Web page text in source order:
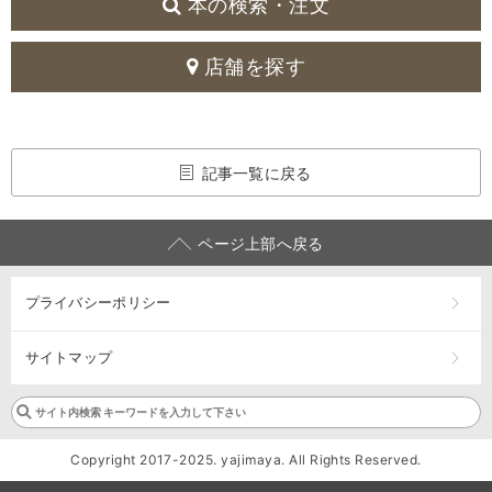
本の検索・注文
店舗を探す
記事一覧に戻る
ページ上部へ戻る
プライバシーポリシー
サイトマップ
Copyright 2017-2025. yajimaya. All Rights Reserved.